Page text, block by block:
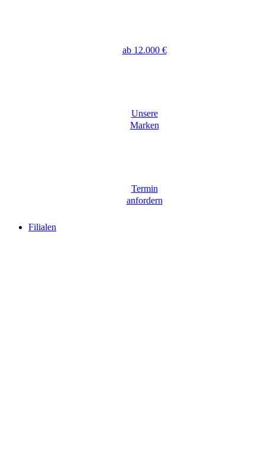
ab 12.000 €
Unsere
Marken
Termin
anfordern
Filialen